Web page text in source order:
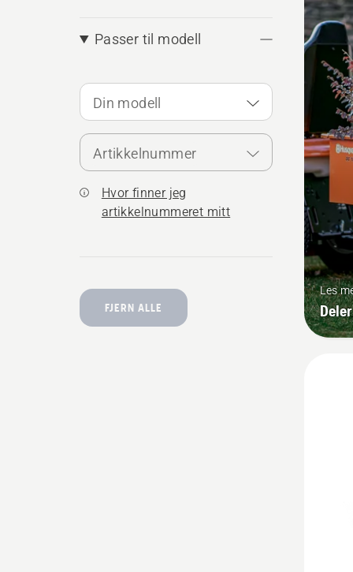
Passer til modell
Din modell
Artikkelnummer
Hvor finner jeg
artikkelnummeret mitt
FJERN ALLE
Les